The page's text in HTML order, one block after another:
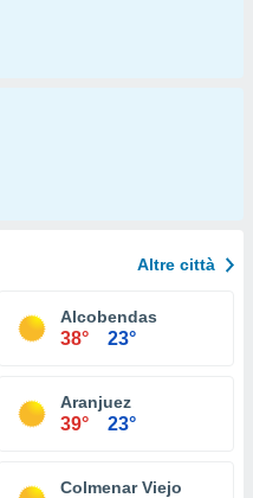
Altre città
Alcobendas
38° 23°
Aranjuez
39° 23°
Colmenar Viejo